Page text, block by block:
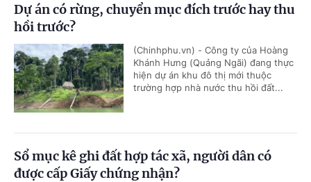
Dự án có rừng, chuyển mục đích trước hay thu
hồi trước?
(Chinhphu.vn) - Công ty của Hoàng
Khánh Hưng (Quảng Ngãi) đang thực
hiện dự án khu đô thị mới thuộc
trường hợp nhà nước thu hồi đất...
Sổ mục kê ghi đất hợp tác xã, người dân có
được cấp Giấy chứng nhận?